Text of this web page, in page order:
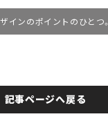
インのポイントのひとつ。
記事ページへ戻る